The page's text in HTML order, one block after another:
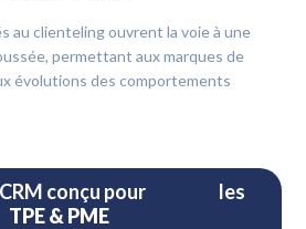
au clienteling ouvrent la voie à une
permettant aux marques de
évolutions des comportements
CRM conçu pour les
TPE & PME